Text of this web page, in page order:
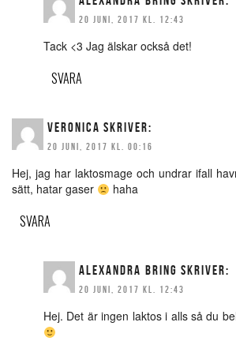
20 JUNI, 2017 KL. 12:43
Tack <3 Jag älskar också det!
SVARA
VERONICA SKRIVER:
20 JUNI, 2017 KL. 00:16
Hej, jag har laktosmage och undrar ifall
sätt, hatar gaser
haha
SVARA
ALEXANDRA BRING SKRIVER:
20 JUNI, 2017 KL. 12:43
Hej. Det är ingen laktos i alls så du